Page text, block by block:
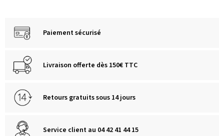
Paiement sécurisé
Livraison offerte dès 150€ TTC
Retours gratuits sous 14 jours
Service client au 04 42 41 44 15